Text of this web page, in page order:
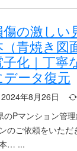
傷の激しい
（青焼き図
子化｜丁寧
データ復元
2024年8月26日
のPマンション管
のご依頼をいた
…